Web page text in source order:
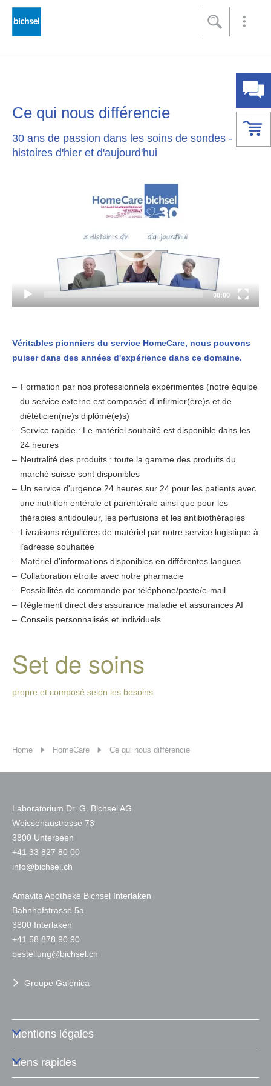
Ce qui nous différencie
30 ans de passion dans les soins de sondes - 3
histoires d'hier et d'aujourd'hui
00:00
Véritables pionniers du service HomeCare, nous pouvons
puiserdans des années d'expérience dans ce domaine.
Formation par nos professionnels expérimentés (notre équipe
du service externe est composée d'infirmier(ère)s et de
diététicien(ne)s diplômé(e)s)
Service rapide : Le matériel souhaité est disponible dans les
24 heures
Neutralité des produits : toute la gamme des produits du
marché suisse sont disponibles
Un service d'urgence 24 heures sur 24 pour les patients avec
une nutrition entérale et parentérale ainsi que pour les
thérapies antidouleur, les perfusions et les antibiothérapies
Livraisons régulières de matériel par notre service logistique à
l’adresse souhaitée
Matériel d'informations disponibles en différentes langues
Collaboration étroite avec notre pharmacie
Possibilités de commande par téléphone/poste/e-mail
Règlement direct des assurance maladie et assurances AI
Conseils personnalisés et individuels
propre et composé selon les besoins
Set de soins
Home HomeCare Ce qui nous différencie
Footer
Laboratorium Dr. G. Bichsel AG
Weissenaustrasse 73
3800 Unterseen
+41 33 827 80 00
nf
b chs l ch
Amavita Apotheke Bichsel Interlaken
Bahnhofstrasse 5a
3800 Interlaken
+41 58 878 90 90
b st ll ng b chs l ch
Groupe Galenica
Mentions légales
Liens rapides